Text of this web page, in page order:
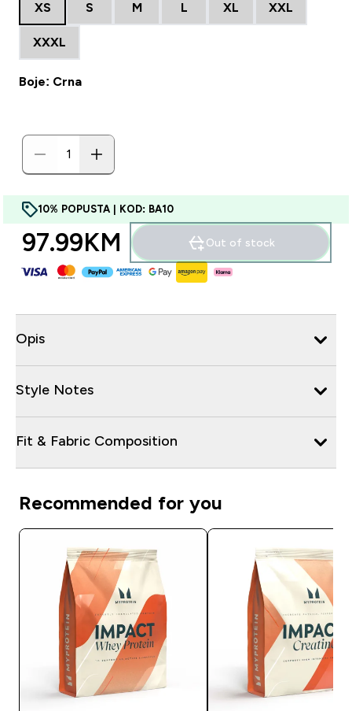
XS S M L XL XXL
XXXL
Boje: Crna
10% POPUSTA | KOD: BA10
97.99KM‎ Out of stock
Opis
Style Notes
Fit & Fabric Composition
Recommended for you